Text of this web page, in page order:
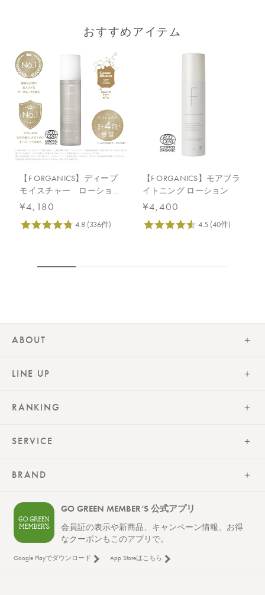
おすすめアイテム
【F ORGANICS】ディープ
モイスチャー ローション
150mL
¥4,180
【F ORGANICS】モアブラ
イトニング ローション
¥4,400
ABOUT
LINE UP
RANKING
SERVICE
BRAND
GO GREEN MEMBER’S 公式アプリ
会員証の表示や新商品、キャンペーン情報、お得
なクーポンもこのアプリで。
Google Playでダウンロード App Storeはこちら